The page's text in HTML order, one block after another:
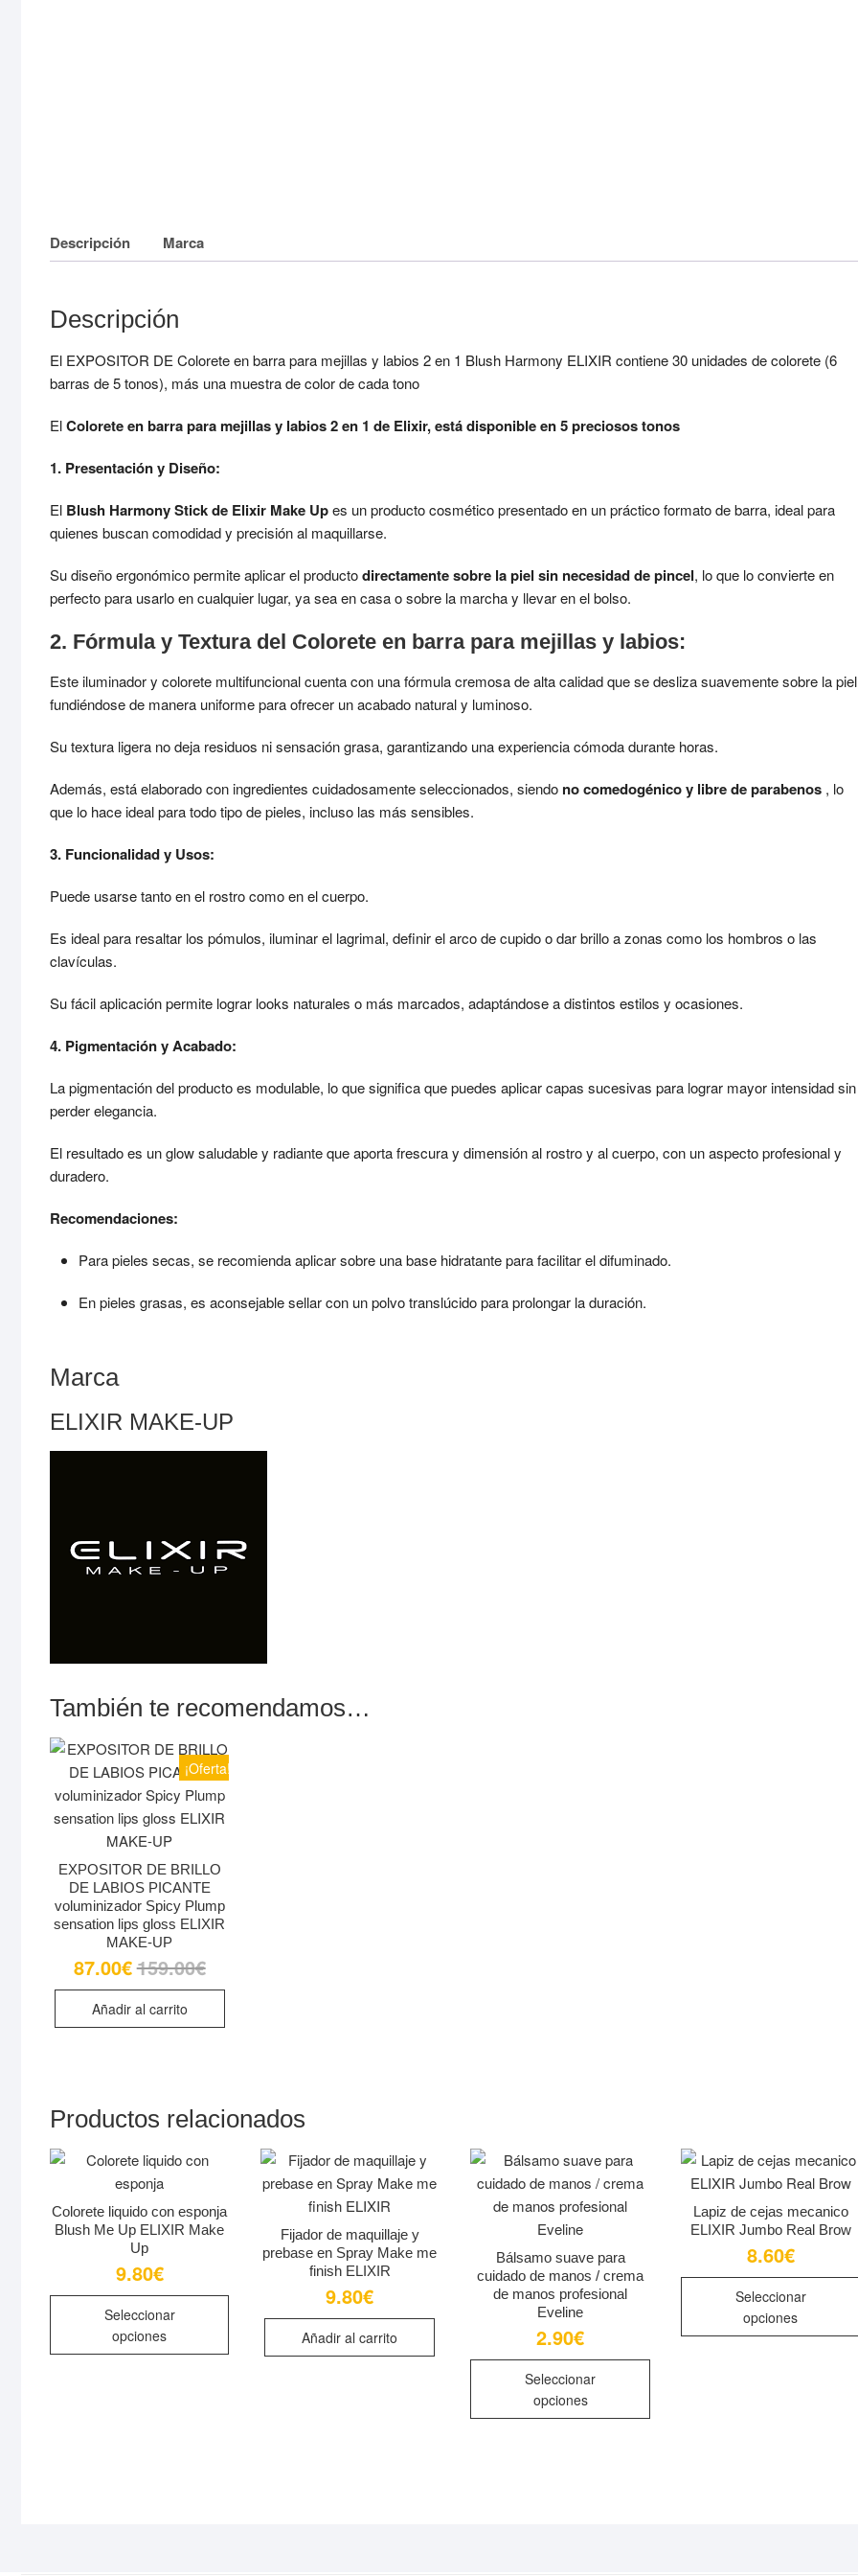
Descripción Marca
Descripción
El EXPOSITOR DE Colorete en barra para mejillas y labios 2 en 1 Blush Harmony ELIXIR contiene 30 unidades de colorete (6
barras de 5 tonos), más una muestra de color de cada tono
ElColorete en barra para mejillas y labios 2 en 1 de Elixir, está disponible en 5 preciosos tonos
1. Presentación y Diseño:
El Blush Harmony Stick de Elixir Make Upes un producto cosmético presentado en un práctico formato de barra, ideal para
quienes buscan comodidad y precisión al maquillarse.
Su diseño ergonómico permite aplicar el productodirectamente sobre la piel sin necesidad de pincel, lo que lo convierte en
perfecto para usarlo en cualquier lugar, ya sea en casa o sobre la marcha y llevar en el bolso.
2. Fórmula y Textura del Colorete en barra para mejillas y labios:
Este iluminador y colorete multifuncional cuenta con una fórmula cremosa de alta calidad que se desliza suavemente sobre la
fundiéndose de manera uniforme para ofrecer un acabado natural y luminoso.
Su textura ligera no deja residuos ni sensación grasa, garantizando una experiencia cómoda durante horas.
Además, está elaborado con ingredientes cuidadosamente seleccionados, siendo no comedogénico y libre de parabenos , lo
que lo hace ideal para todo tipo de pieles, incluso las más sensibles.
3. Funcionalidad y Usos:
Puede usarse tanto en el rostro como en el cuerpo.
Es ideal para resaltar los pómulos, iluminar el lagrimal, definir el arco de cupido o dar brillo a zonas como los hombros o las
clavículas.
Su fácil aplicación permite lograr looks naturales o más marcados, adaptándose a distintos estilos y ocasiones.
4. Pigmentación y Acabado:
La pigmentación del producto es modulable, lo que significa que puedes aplicar capas sucesivas para lograr mayor intensidad sin
perder elegancia.
El resultado es un glow saludable y radiante que aporta frescura y dimensión al rostro y al cuerpo, con un aspecto profesional y
duradero.
Recomendaciones:
Para pieles secas, se recomienda aplicar sobre una base hidratante para facilitar el difuminado.
En pieles grasas, es aconsejable sellar con un polvo translúcido para prolongar la duración.
Marca
ELIXIR MAKE-UP
También te recomendamos…
¡Oferta!
EXPOSITOR DE BRILLO
DE LABIOS PICANTE
voluminizador Spicy Plump
sensation lips gloss ELIXIR
MAKE-UP
159.00€El
precio
original
87.00€ El
precio
actual
Añadir al carrito
Productos relacionados
Colorete liquido con esponja
Blush Me Up ELIXIR Make
Up
9.80€
Seleccionar
opciones
Este
producto
Fijador de maquillaje y
prebase en Spray Make me
finish ELIXIR
9.80€
Añadir al carrito
Bálsamo suave para
cuidado de manos / crema
de manos profesional
Eveline
2.90€
Seleccionar
opciones
Este
Lapiz de cejas mecanico
ELIXIR Jumbo Real Brow
8.60€
Seleccionar
opciones
Estas
son
opcionales.
necesarias
para que
web.
Para que
funcionalidad
y estructura
en base a
Para que
nuestra web
algunas
funcionalidades
desaparecerán
de la web.
Al compartir tus
intereses y
comportamiento
mientras visitas
nuestro sitio,
aumentas la
posibilidad de
ver contenido y